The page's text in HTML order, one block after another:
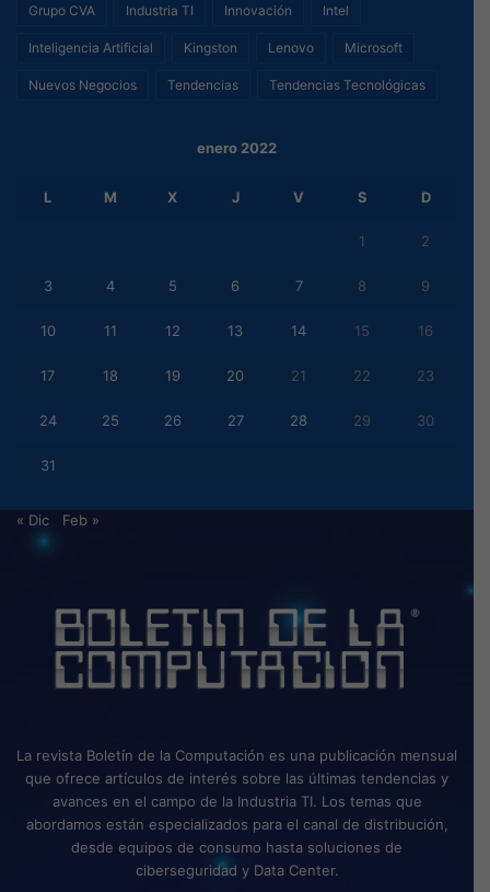
Grupo CVA Industria TI Innovación Intel
Inteligencia Artificial Kingston Lenovo Microsoft
Nuevos Negocios Tendencias Tendencias Tecnológicas
enero 2022
L M X J V S D
1 2
3 4 5 6 7 8 9
10 11 12 13 14 15 16
17 18 19 20 21 22 23
24 25 26 27 28 29 30
31
« Dic Feb »
La revista Boletín de la Computación es una publicación mensual
que ofrece artículos de interés sobre las últimas tendencias y
avances en el campo de la Industria TI. Los temas que
abordamos están especializados para el canal de distribución,
desde equipos de consumo hasta soluciones de
ciberseguridad y Data Center.